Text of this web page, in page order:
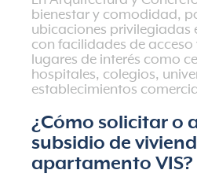
bienestar y comodidad,
ubicaciones privilegiadas
con facilidades de
lugares de interés como
hospitales, colegios,
establecimientos
¿Cómo solicitar o
subsidio de
apartamento VIS?